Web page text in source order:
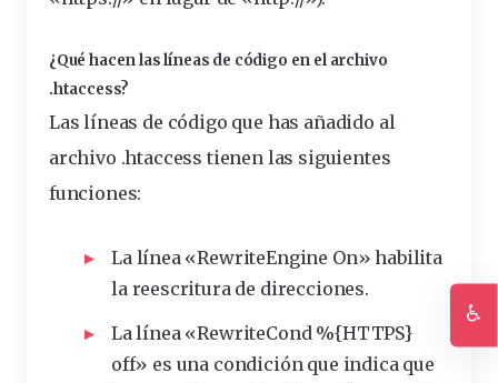
¿Qué hacen las líneas de código en el archivo
.htaccess?
Las líneas de código que has añadido al
archivo .htaccess tienen las siguientes
funciones:
La línea«RewriteEngine On» habilita
la reescriturade direcciones.
La línea «RewriteCond %{HTTPS}
off» es una condición que indicaque
♿